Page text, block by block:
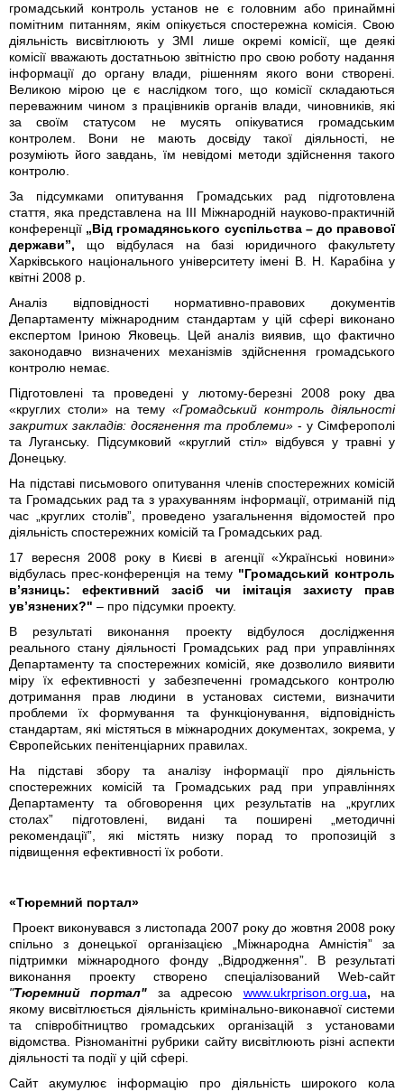
громадський контроль установ не є головним або принаймні
помітним питанням, якім опікується спостережна комісія. Свою
діяльність висвітлюють у ЗМІ лише окремі комісії, ще деякі
комісії вважають достатньою звітністю про свою роботу надання
інформації до органу влади, рішенням якого вони створені.
Великою мірою це є наслідком того, що комісії складаються
переважним чином з працівників органів влади, чиновників, які
за своїм статусом не мусять опікуватися громадським
контролем. Вони не мають досвіду такої діяльності, не
розуміють його завдань, їм невідомі методи здійснення такого
контролю.
За підсумками опитування Громадських рад підготовлена
стаття, яка представлена на IІІ Міжнародній науково-практичній
конференції „Від громадянського суспільства – до правової
держави”, що відбулася на базі юридичного факультету
Харківського національного університету імені В. Н. Карабіна у
квітні 2008 р.
Аналіз відповідності нормативно-правових документів
Департаменту міжнародним стандартам у цій сфері виконано
експертом Іриною Яковець. Цей аналіз виявив, що фактично
законодавчо визначених механізмів здійснення громадського
контролю немає.
Підготовлені та проведені у лютому-березні 2008 року два
«круглих столи» на тему «Громадський контроль діяльності
закритих закладів: досягнення та проблеми» - у Сімферополі
та Луганську
Підсумковий «круглий стіл» відбувся у травні у
Донецьку.
На підставі письмового опитування членів спостережних комісій
та Громадських рад та з урахуванням інформації, отриманій під
час „круглих столів”, проведено узагальнення відомостей про
діяльність спостережних комісій та Громадських рад.
17 вересня 2008 року в Києві в агенції «Українські новини»
відбулась прес-конференція на тему "Громадський контроль
в’язниць: ефективний засіб чи імітація захисту прав
ув’язнених?" – про підсумки проекту.
В результаті виконання проекту відбулося дослідження
реального стану діяльності Громадських рад при управліннях
Департаменту та спостережних комісій, яке дозволило виявити
міру їх ефективності у забезпеченні громадського контролю
дотримання прав людини в установах системи, визначити
проблеми їх формування та функціонування, відповідність
стандартам, які містяться в міжнародних документах, зокрема, у
Європейських пенітенціарних правилах.
На підставі збору та аналізу інформації про діяльність
спостережних комісій та Громадських рад при управліннях
Департаменту та обговорення цих результатів на „круглих
столах” підготовлені, видані та поширені „методичні
рекомендації”, які містять низку порад то пропозицій з
підвищення ефективності їх роботи.
«Тюремний портал»
Проект виконувався з листопада 2007 року до жовтня 2008 року
спільно з донецької організацією „Міжнародна Амністія” за
підтримки міжнародного фонду „Відродження”. В результаті
виконання проекту створено спеціалізований Web-сайт
"Тюремний портал" за адресою www.ukrprison.org.ua, на
якому висвітлюється діяльність кримінально-виконавчої системи
та співробітництво громадських організацій з установами
відомства. Різноманітні рубрики сайту висвітлюють різні аспекти
діяльності та події у цій сфері.
Сайт акумулює інформацію про діяльність широкого кола